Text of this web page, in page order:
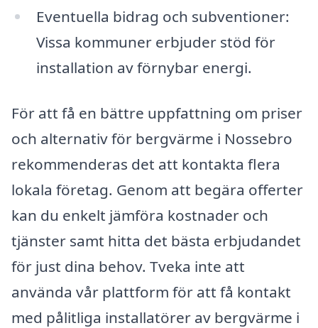
Eventuella bidrag och subventioner:
Vissa kommuner erbjuder stöd för
installation av förnybar energi.
För att få en bättre uppfattning om priser
och alternativ för bergvärme i Nossebro
rekommenderas det att kontakta flera
lokala företag. Genom att begära offerter
kan du enkelt jämföra kostnader och
tjänster samt hitta det bästa erbjudandet
för just dina behov. Tveka inte att
använda vår plattform för att få kontakt
med pålitliga installatörer av bergvärme i